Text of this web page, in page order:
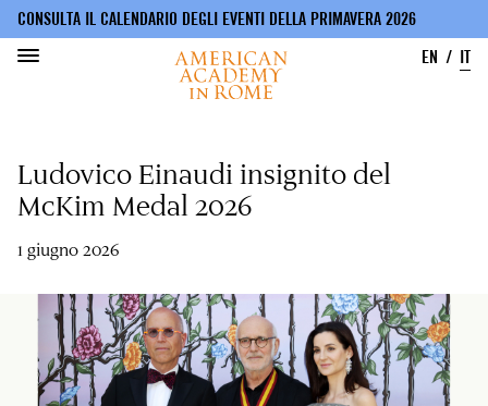
contenuto
principale
CONSULTA IL CALENDARIO DEGLI EVENTI DELLA PRIMAVERA 2026
EN
IT
Ludovico Einaudi insignito del
McKim Medal 2026
1 giugno 2026